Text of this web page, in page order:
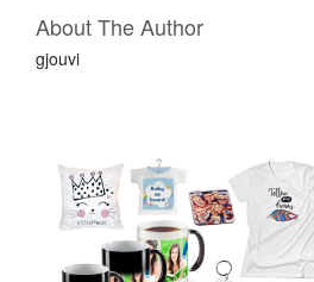
About The Author
gjouvi